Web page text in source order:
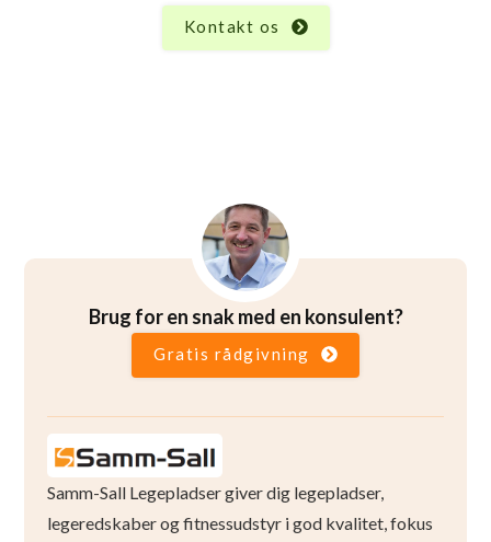
Kontakt os
Brug for en snak med en konsulent?
Gratis rådgivning
Samm-Sall Legepladser giver dig legepladser,
legeredskaber og fitnessudstyr i god kvalitet, fokus